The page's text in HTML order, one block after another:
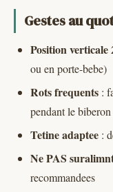
Gestes au
Position verticale
ou en porte-bebe)
Rots frequents :
pendant le biberon
Tetine adaptee :
Ne PAS
recommandees